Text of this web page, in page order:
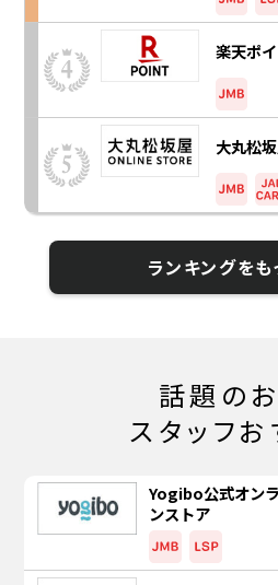
楽天ポ
大丸松
ランキングをも
話題のお
スタッフ
Yogibo公式オン
ンストア